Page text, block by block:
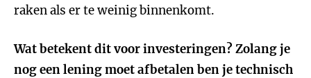
raken als er te weinig binnenkomt.
Wat betekent dit voor investeringen? Zolang je
nog een lening moet afbetalen ben je technisch